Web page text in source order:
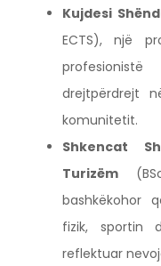
Kujdesi
ECTS), një
drejtpërdrejt
komunitetit.
Shkencat
Turizëm
bashkëkohor
fizik, sportin
reflektuar